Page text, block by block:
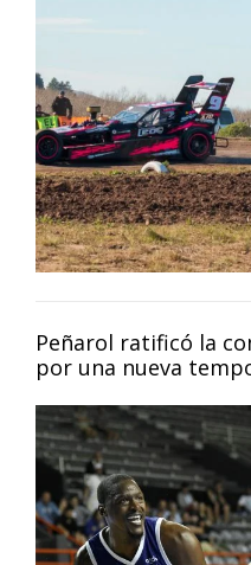
Peñarol ratificó la
por una nueva